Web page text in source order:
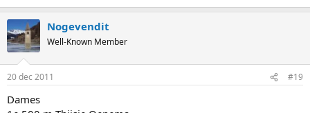
Nogevendit
Well-Known Member
20 dec 2011 #19
Dames